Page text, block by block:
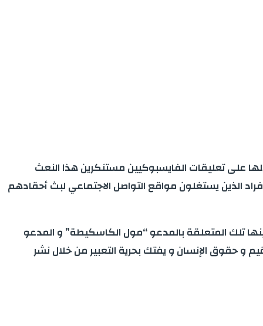
على تعليقات الفايسبوكيين مستنكرين هذا النعث
الذين يستغلون مواقع التواصل الاجتماعي لبث أحقادهم
تلك المتعلقة بالمدعو “مول الكاسكيطة” و المدعو
حقوق الإنسان و يفتك بحرية التعبير من خلال نشر